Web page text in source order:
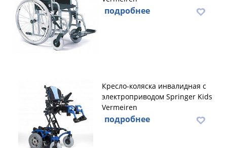
подробнее
Кресло-коляска инвалидная с
электроприводом Springer Kids
Vermeiren
подробнее